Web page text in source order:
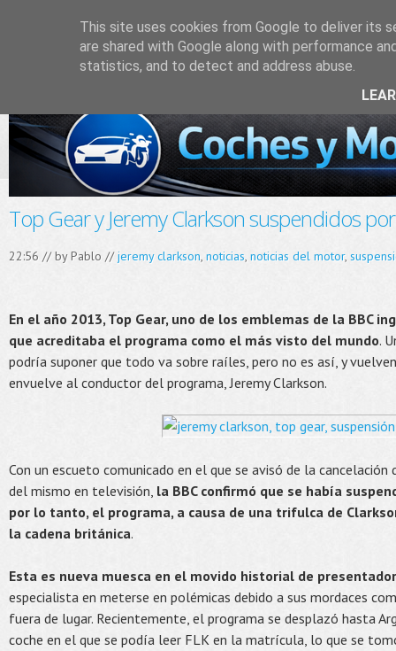
Top Gear y Jeremy Clarkson suspendidos
22:56 // byPablo //jeremy clarkson, noticias, noticias del motor,
En el año 2013, Top Gear, uno de los emblemas de la BBC
que acreditaba el programa como el más visto del mundo.
podría suponer que todo va sobre raíles, pero no es así, y
envuelve al conductor del programa, Jeremy Clarkson.
Con un escueto comunicado en el que se avisó de la
del mismo en televisión, la BBC confirmó que se había
por lo tanto, el programa, a causa de una trifulca de
la cadena británica.
Esta es nueva muesca en el movido historial de presentador
especialista en meterse en polémicas debido a sus mordaces
fuera de lugar. Recientemente, el programa se desplazó hasta
coche en el que se podía leer FLK en la matrícula, lo que se
This site uses cookies from Google to deliver its
are shared with Google along with performance
statistics, and to detect and address abuse.